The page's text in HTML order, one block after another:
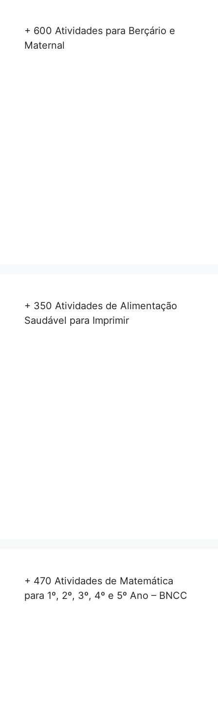
+ 600 Atividades para Berçário e
Maternal
+ 350 Atividades de Alimentação
Saudável para Imprimir
+ 470 Atividades de Matemática
para 1º, 2º, 3º, 4º e 5º Ano – BNCC